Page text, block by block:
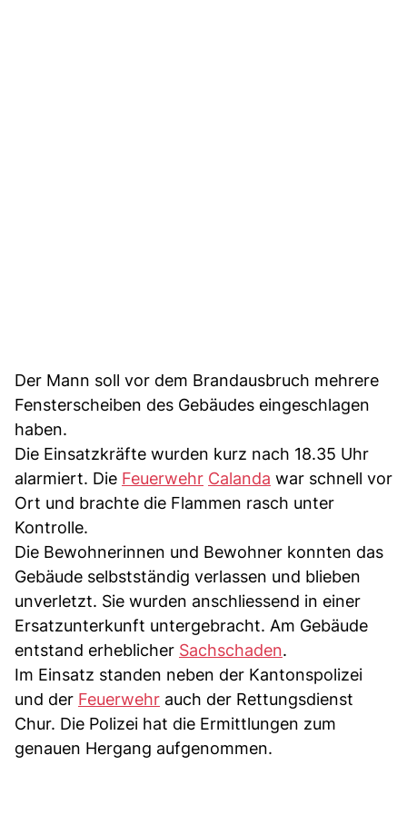
Der Mann soll vor dem Brandausbruch mehrere
Fensterscheiben des Gebäudes eingeschlagen
haben.
Die Einsatzkräfte wurden kurz nach 18.35 Uhr
alarmiert. Die Feuerwehr Calanda war schnell vor
Ort und brachte die Flammen rasch unter
Kontrolle.
Die Bewohnerinnen und Bewohner konnten das
Gebäude selbstständig verlassen und blieben
unverletzt. Sie wurden anschliessend in einer
Ersatzunterkunft untergebracht. Am Gebäude
entstand erheblicher Sachschaden.
Im Einsatz standen neben der Kantonspolizei
und der Feuerwehr auch der Rettungsdienst
Chur. Die Polizei hat die Ermittlungen zum
genauen Hergang aufgenommen.